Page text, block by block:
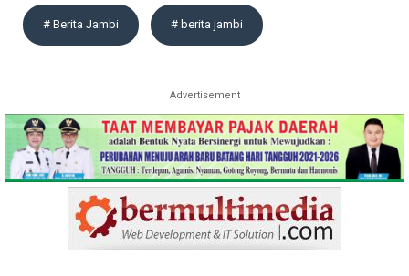
# Berita Jambi # berita jambi
Advertisement